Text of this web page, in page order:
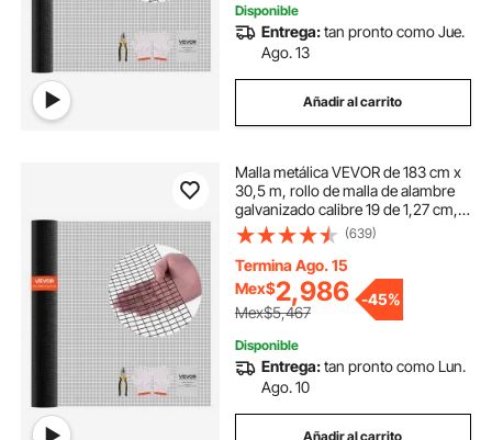
Disponible
Entrega:tan pronto como Jue.
Ago. 13
Añadir al carrito
Malla metálica VEVOR de 183 cm x
30,5 m, rollo de malla de alambre
galvanizado calibre 19 de 1,27 cm,
resistente a la intemperie, revestida
de vinilo, para cercas de gallinero,
soldada y resistente para plantas de
jardín, para jaulas de conejos y
serpientes.
(639)
Termina Ago. 15
Mex$2,986
Mex$5,467
-45%
Disponible
Entrega:tan pronto como Lun.
Ago. 10
Añadir al carrito